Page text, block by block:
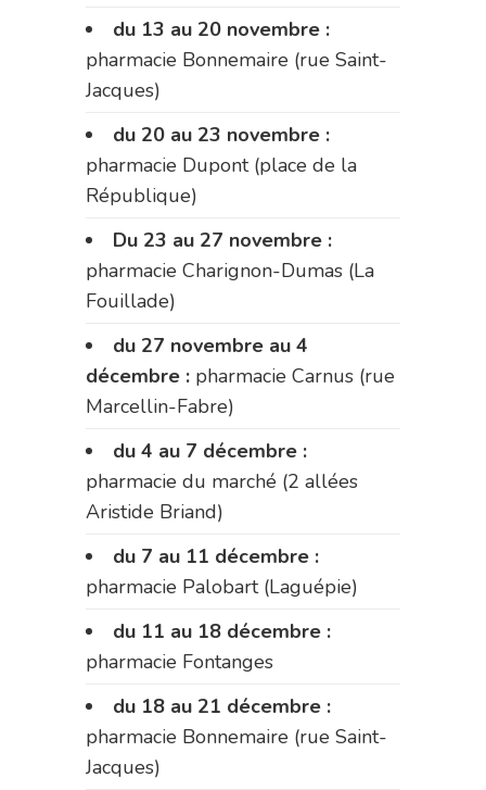
du 13 au 20 novembre :
pharmacie Bonnemaire (rue Saint-
Jacques)
du 20 au 23 novembre :
pharmacie Dupont (place de la
République)
Du 23 au 27 novembre :
pharmacie Charignon-Dumas (La
Fouillade)
du 27 novembre au 4
décembre : pharmacie Carnus (rue
Marcellin-Fabre)
du 4 au 7 décembre :
pharmacie du marché (2 allées
Aristide Briand)
du 7 au 11 décembre :
pharmacie Palobart (Laguépie)
du 11 au 18 décembre :
pharmacie Fontanges
du 18 au 21 décembre :
pharmacie Bonnemaire (rue Saint-
Jacques)